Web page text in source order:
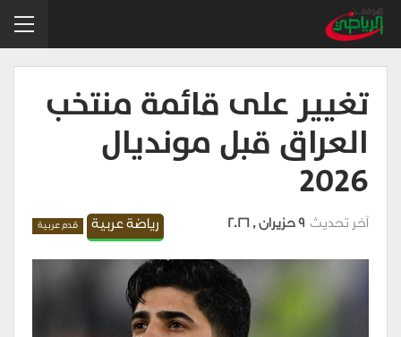
تغيير على قائمة منتخب
العراق قبل مونديال
2026
رياضة عربية قدم عربية آخر تحديث9 حزيران , 2026